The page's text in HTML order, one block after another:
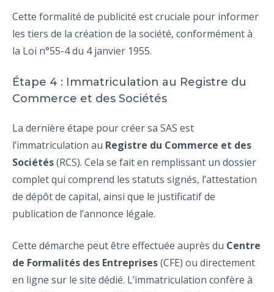
Cette formalité de publicité est cruciale pour informer
les tiers de la création de la société, conformément à
la Loi n°55-4 du 4 janvier 1955.
Étape 4 : Immatriculation au Registre du
Commerce et des Sociétés
La dernière étape pour créer sa SAS est
l’immatriculation au Registre du Commerce et des
Sociétés(RCS). Cela se fait en remplissant un dossier
complet qui comprend les statuts signés, l’attestation
de dépôt de capital, ainsi que le justificatif de
publication de l’annonce légale.
Cette démarche peut être effectuée auprès du Centre
de Formalités des Entreprises(CFE) ou directement
en ligne sur le site dédié. L’immatriculation confère à